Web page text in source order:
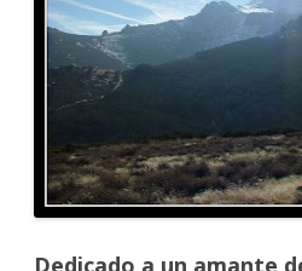
Dedicado a un amante